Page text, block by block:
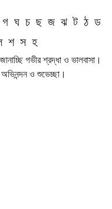
গ ঘ চ ছ জ ঝ ট ঠ ড
শ স হ
গভীর শ্রদ্ধা ও ভালবাসা।
ও শুভেচ্ছা।